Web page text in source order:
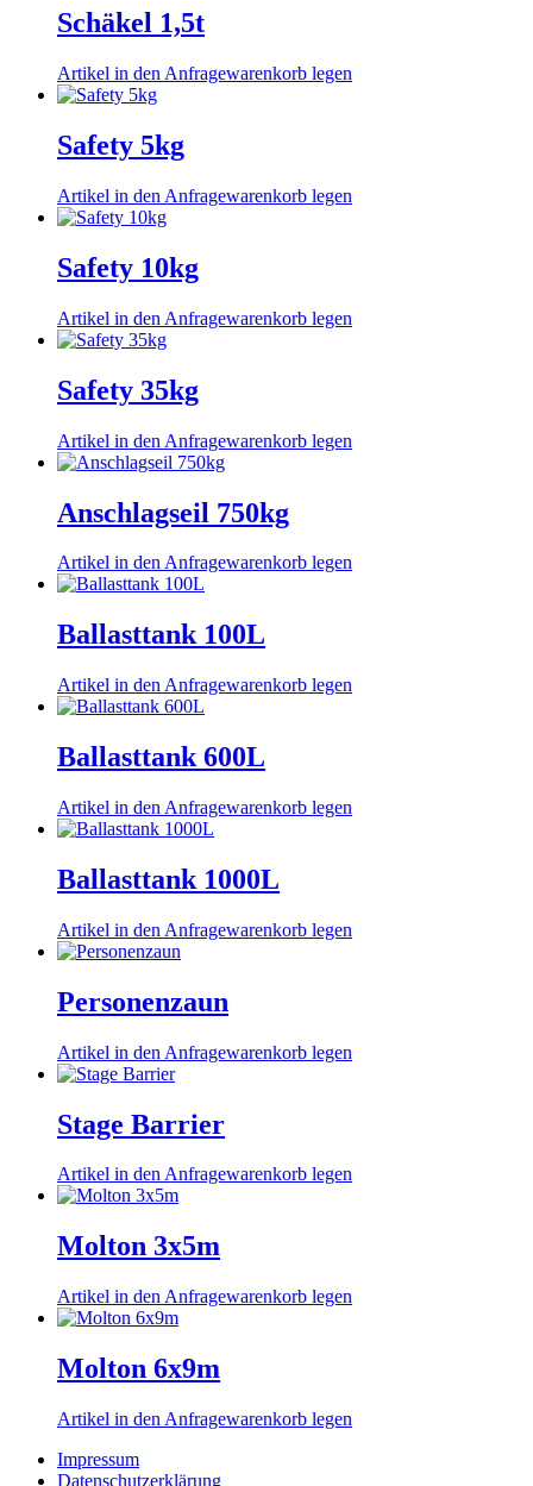
Schäkel 1,5t
Artikel in den Anfragewarenkorb legen
Safety 5kg
Artikel in den Anfragewarenkorb legen
Safety 10kg
Artikel in den Anfragewarenkorb legen
Safety 35kg
Artikel in den Anfragewarenkorb legen
Anschlagseil 750kg
Artikel in den Anfragewarenkorb legen
Ballasttank 100L
Artikel in den Anfragewarenkorb legen
Ballasttank 600L
Artikel in den Anfragewarenkorb legen
Ballasttank 1000L
Artikel in den Anfragewarenkorb legen
Personenzaun
Artikel in den Anfragewarenkorb legen
Stage Barrier
Artikel in den Anfragewarenkorb legen
Molton 3x5m
Artikel in den Anfragewarenkorb legen
Molton 6x9m
Artikel in den Anfragewarenkorb legen
Impressum
Datenschutzerklärung